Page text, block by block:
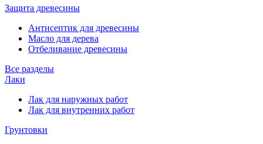
Защита древесины
Антисептик для древесины
Масло для дерева
Отбеливание древесины
Все разделы
Лаки
Лак для наружных работ
Лак для внутренних работ
Грунтовки